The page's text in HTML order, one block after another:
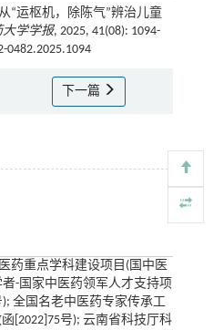
“运枢机，除陈气”辨治儿童
学学报, 2025, 41(08): 1094-
0482.2025.1094
下一篇
药重点学科建设项目(国中医
-国家中医药领军人才支持项
全国名老中医药专家传承工
[2022]75号); 云南省科技厅科